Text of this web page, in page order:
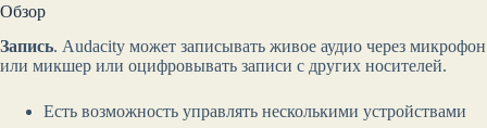
Обзор
Запись. Audacity может записывать живое аудио через микрофон
или микшер или оцифровывать записи с других носителей.
Есть возможность управлять несколькими устройствами